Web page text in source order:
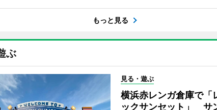
もっと見る
ぶ
見る・遊ぶ
横浜赤レンガ倉庫で「
ックサンセット」 サ